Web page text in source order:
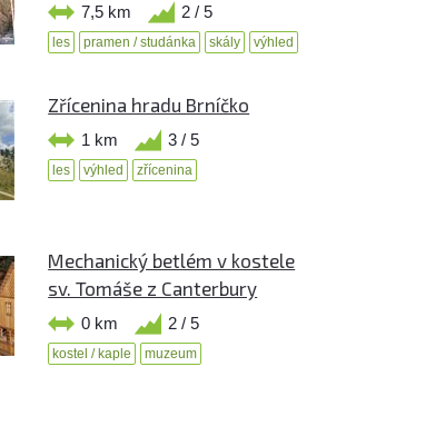
7,5 km 2 / 5
les pramen / studánka skály výhled
Zřícenina hradu Brníčko
1 km 3 / 5
les výhled zřícenina
Mechanický betlém v kostele
sv. Tomáše z Canterbury
0 km 2 / 5
kostel / kaple muzeum